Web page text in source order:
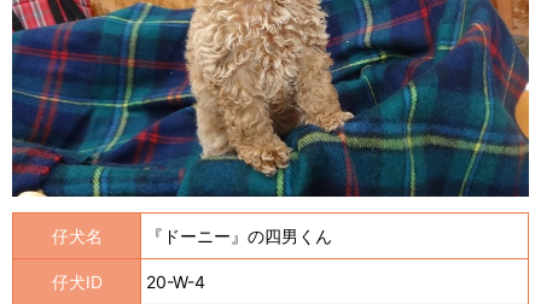
仔犬名 『ドーニー』の四男くん
仔犬ID 20-W-4